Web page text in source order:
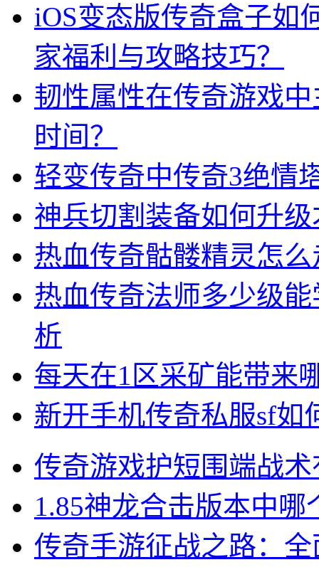
iOS变态版传奇盒子如
家福利与攻略技巧？
韧性属性在传奇游戏
时间？
轻变传奇中传奇3绝情
神兵切割装备如何升
热血传奇骷髅精灵怎
热血传奇法师多少级
析
每天在1区采矿能带来
新开手机传奇私服sf如
传奇游戏护短围端战
1.85神龙合击版本中
传奇手游征战之路：